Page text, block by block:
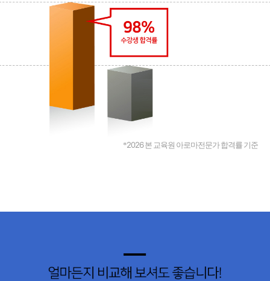
*2026본 교육원 아로마전문가 합격률 기준